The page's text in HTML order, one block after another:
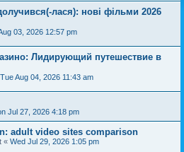
лася): нові фільми 2026
03, 2026 12:57 pm
Лидирующий путешествие в
Tue Aug 04, 2026 11:43 am
Jul 27, 2026 4:18 pm
adult video sites comparison
« Wed Jul 29, 2026 1:05 pm